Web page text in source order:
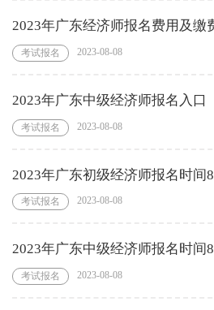
2023年广东经济师报名费用及缴
考试报名 2023-08-08
2023年广东中级经济师报名入口
考试报名 2023-08-08
2023年广东初级经济师报名时间
考试报名 2023-08-08
2023年广东中级经济师报名时间
考试报名 2023-08-08